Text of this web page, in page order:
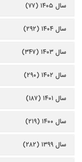
سال ۱۴۰۵ (۷۷)
سال ۱۴۰۴ (۲۹۲)
سال ۱۴۰۳ (۳۴۷)
سال ۱۴۰۲ (۲۹۰)
سال ۱۴۰۱ (۱۸۷)
سال ۱۴۰۰ (۲۱۹)
سال ۱۳۹۹ (۲۸۲)